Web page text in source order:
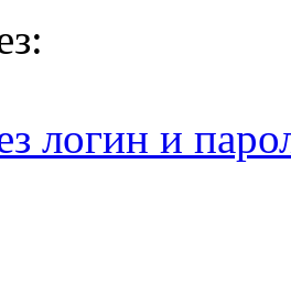
логин и